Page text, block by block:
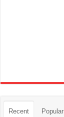
Recent Popular